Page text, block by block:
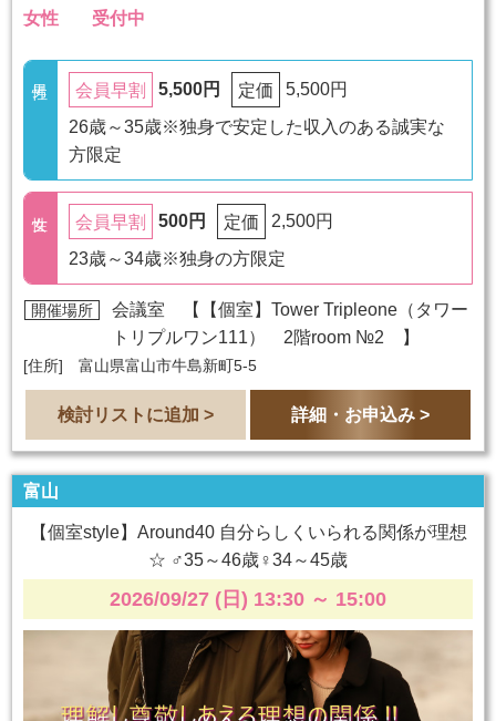
女性 受付中
会員早割 5,500円 定価
5,500円
26歳～35歳※独身で安定した収入のある誠実な
方限定
会員早割 500円 定価
2,500円
23歳～34歳※独身の方限定
開催場所 会議室 【
【個室】Tower Tripleone（タワー
トリプルワン111） 2階room №2
】
[住所] 富山県富山市牛島新町5-5
検討リストに追加 > 詳細・お申込み >
富山
【個室style】Around40 自分らしくいられる関係が理想
☆ ♂35～46歳♀34～45歳
2026/09/27 (日) 13:30 ～ 15:00